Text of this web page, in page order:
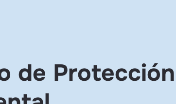
de Protección